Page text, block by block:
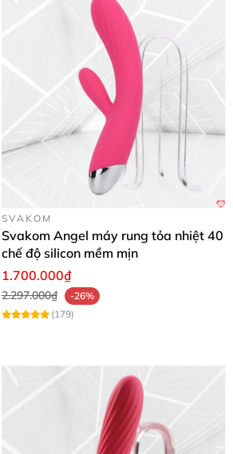
SVAKOM
Svakom Angel máy rung tỏa nhiệt 40
chế độ silicon mềm mịn
1.700.000₫
2.297.000₫
-26%
(179)